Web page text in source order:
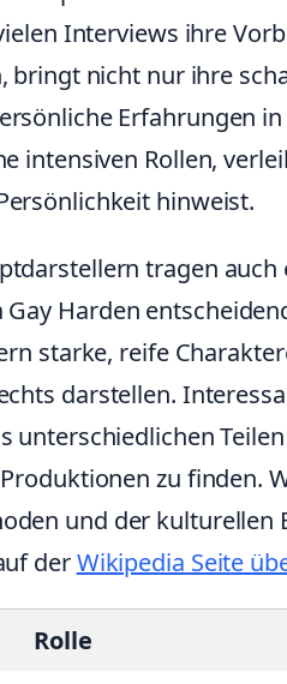
Interviews ihre
bringt nicht nur ihre
Erfahrungen
intensiven Rollen,
hinweist.
tragen
Harden
starke, reife
darstellen.
unterschiedlichen
zu finden.
und der kulturellen
derWikipedia Seite
Rolle